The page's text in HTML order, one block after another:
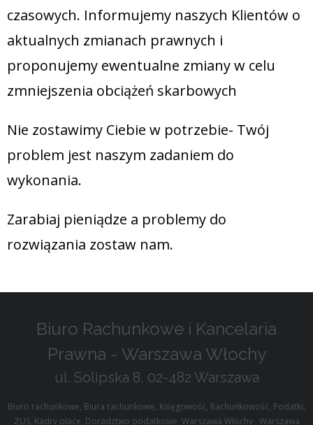
czasowych. Informujemy naszych Klientów o
aktualnych zmianach prawnych i
proponujemy ewentualne zmiany w celu
zmniejszenia obciążeń skarbowych
Nie zostawimy Ciebie w potrzebie- Twój
problem jest naszym zadaniem do
wykonania.
Zarabiaj pieniądze a problemy do
rozwiązania zostaw nam.
Biuro Rachunkowe i Kancelaria
Prawna - Warszawa Włochy
ul. Solipska 8, 02-482 Warszawa
Biuro rachunkowe, Biura rachunkowe, Księgowość, Rachunkowość, Podatki,
ZUS, Kadry płace, Doradztwo podatkowe, Warszawa Włochy , Warszawa